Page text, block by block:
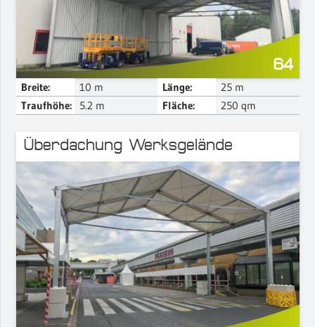
64
Breite: 10 m Länge: 25 m
Traufhöhe:
5.2 m Fläche: 250 qm
Überdachung Werksgelände
Mehr Details